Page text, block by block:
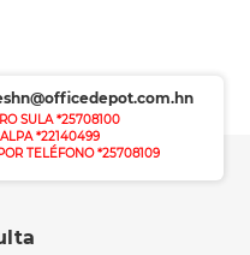
SULA *25708100
*22140499
TELÉFONO *25708109